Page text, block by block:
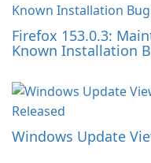
Firefox 153.0.3:
Known Installation
Windows Update